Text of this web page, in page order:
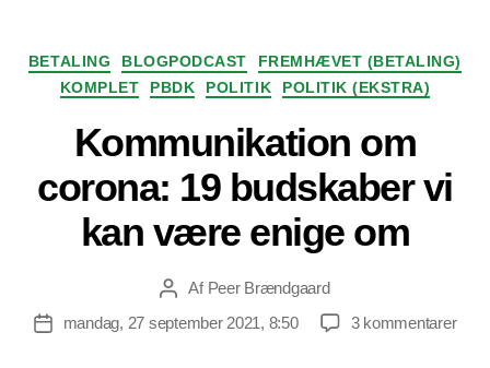
Kategorier
BETALING BLOGPODCAST
FREMHÆVET (BETALING)
KOMPLET
PBDK POLITIK POLITIK (EKSTRA)
Kommunikation om
corona: 19 budskaber vi
kan være enige om
Indlægsforfatter
Af Peer Brændgaard
Indlægsdato
mandag, 27 september 2021, 8:50 3 kommentarertil